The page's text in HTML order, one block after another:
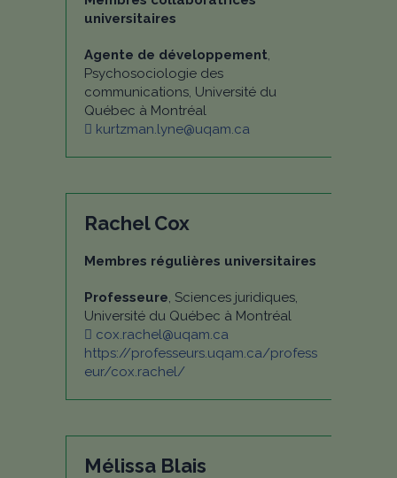
universitaires
Agente de développement,
Psychosociologie des
communications, Université du
Québec à Montréal
kurtzman.lyne@uqam.ca
Rachel Cox
Membres régulières universitaires
Professeure, Sciences juridiques,
Université du Québec à Montréal
cox.rachel@uqam.ca
https://professeurs.uqam.ca/profess
eur/cox.rachel/
Mélissa Blais